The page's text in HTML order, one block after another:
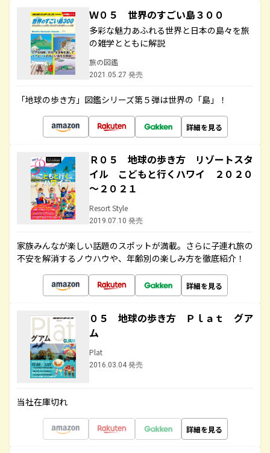
Ｗ０５ 世界のすごい島３００
多彩な魅力あふれる世界と日本の島々を旅
の雑学とともに解説
旅の図鑑
2021.05.27 発売
「地球の歩き方」図鑑シリーズ第５弾は世界の「島」！
詳細を見る
Ｒ０５ 地球の歩き方 リゾートスタ
イル こどもと行くハワイ ２０２０
～２０２１
Resort Style
2019.07.10 発売
家族みんなが楽しい話題のスポットが満載。さらに子連れ旅の
不安を解消するノウハウや、年齢別の楽しみ方を徹底紹介！
詳細を見る
０５ 地球の歩き方 Ｐｌａｔ グア
ム
Plat
2016.03.04 発売
当社在庫切れ
詳細を見る